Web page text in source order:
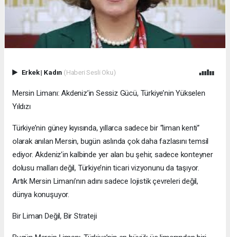
Erkek| Kadın (Haberi Sesli Oku)
Mersin Limanı: Akdeniz’in Sessiz Gücü, Türkiye’nin Yükselen
Yıldızı
Türkiye’nin güney kıyısında, yıllarca sadece bir “liman kenti”
olarak anılan Mersin, bugün aslında çok daha fazlasını temsil
ediyor. Akdeniz’in kalbinde yer alan bu şehir, sadece konteyner
dolusu malları değil, Türkiye’nin ticari vizyonunu da taşıyor.
Artık Mersin Limanı’nın adını sadece lojistik çevreleri değil,
dünya konuşuyor.
Bir Liman Değil, Bir Strateji